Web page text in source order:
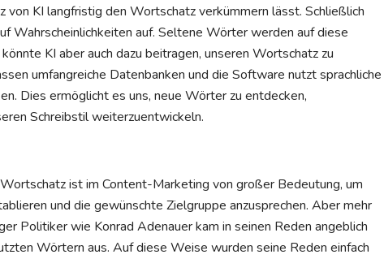
von KI langfristig den Wortschatz verkümmern lässt. Schließlich
Wahrscheinlichkeiten auf. Seltene Wörter werden auf diese
KI aber auch dazu beitragen, unseren Wortschatz zu
umfangreiche Datenbanken und die Software nutzt sprachliche
Dies ermöglicht es uns, neue Wörter zu entdecken,
Schreibstil weiterzuentwickeln.
ist im Content-Marketing von großer Bedeutung, um
und die gewünschte Zielgruppe anzusprechen. Aber mehr
Politiker wie Konrad Adenauer kam in seinen Reden angeblich
Wörtern aus. Auf diese Weise wurden seine Reden einfach